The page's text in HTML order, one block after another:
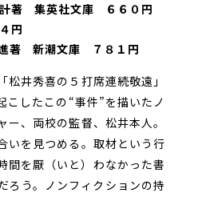
著 集英社文庫 ６６０円
円
著 新潮文庫 ７８１円
井秀喜の５打席連続敬遠」
したこの“事件”を描いたノ
、両校の監督、松井本人。
いを見つめる。取材という行
間を厭（いと）わなかった書
ろう。ノンフィクションの持